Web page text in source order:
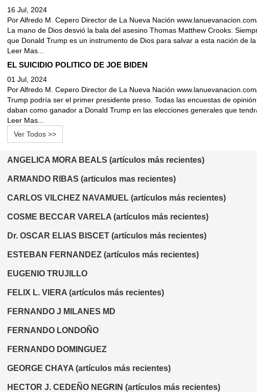
16 Jul, 2024
Por Alfredo M. Cepero Director de La Nueva Nación
La mano de Dios desvió la bala del asesino Thomas Matthew Crooks.
que Donald Trump es un instrumento de Dios para salvar a esta nación de la
Leer Mas...
EL SUICIDIO POLITICO DE JOE BIDEN
01 Jul, 2024
Por Alfredo M. Cepero Director de La Nueva Nación
Trump podría ser el primer presidente preso. Todas las encuestas de
daban como ganador a Donald Trump en las elecciones generales que
Leer Mas...
Ver Todos >>
ANGELICA MORA BEALS (artículos más recientes)
ARMANDO RIBAS (articulos mas recientes)
CARLOS VILCHEZ NAVAMUEL (artículos más recientes)
COSME BECCAR VARELA (artículos más recientes)
Dr. OSCAR ELIAS BISCET (artículos más recientes)
ESTEBAN FERNANDEZ (artículos más recientes)
EUGENIO TRUJILLO
FELIX L. VIERA (artículos más recientes)
FERNANDO J MILANES MD
FERNANDO LONDOÑO
FERNANDO DOMINGUEZ
GEORGE CHAYA (artículos más recientes)
HECTOR J. CEDEÑO NEGRIN (artículos más recientes)